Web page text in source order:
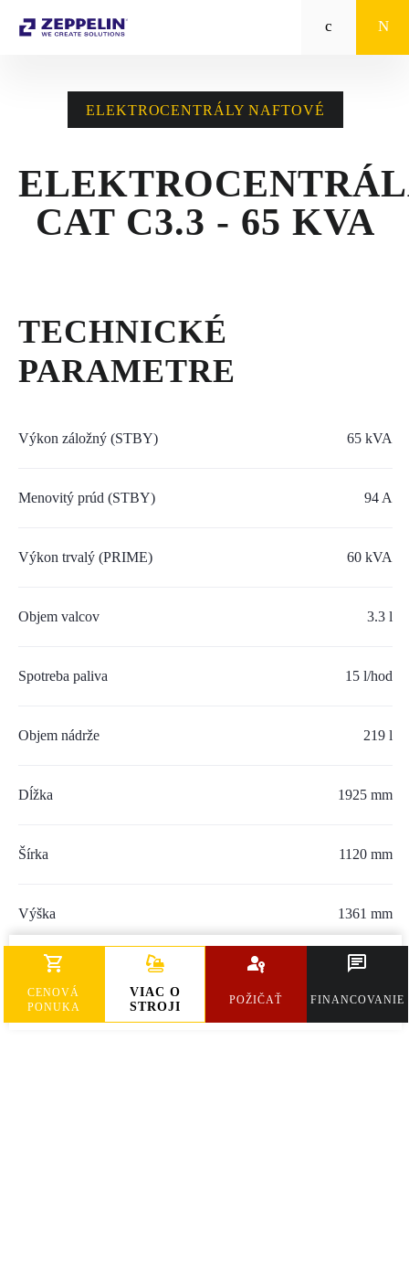
STROJE PRE
MALÁ MECHANIZÁCIA
POŽIČOVŇA
POUŽITÉ STROJE
MÔJSTROJ.SK
AKCIOVÉ PONUKY
O NÁS
KONTAKTY
ELEKTROCENTRÁLY NAFTOVÉ
CAT C3.3 - 65 KVA
TECHNICKÉ
PARAMETRE
Výkon záložný (STBY) 65 kVA
Menovitý prúd (STBY) 94 A
Výkon trvalý (PRIME) 60 kVA
Objem valcov 3.3 l
Spotreba paliva 15 l/hod
Objem nádrže 219 l
Dĺžka 1925 mm
Šírka 1120 mm
Výška 1361 mm
Hmotnosť 959 kg
CENOVÁ
PONUKA
VIAC O
STROJI
POŽIČAŤ FINANCOVANIE